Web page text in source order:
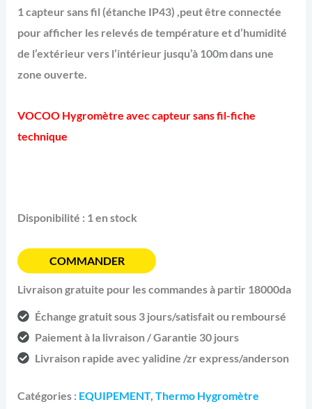
1 capteur sans fil (étanche IP43) ,peut être connectée
pour afficher les relevés de température et d’humidité
de l’extérieur vers l’intérieur jusqu’à 100m dans une
zone ouverte.
VOCOO Hygromètre avec capteur sans fil-fiche
technique
Disponibilité : 1 en stock
COMMANDER
Livraison gratuite pour les commandes à partir 18000da
Échange gratuit sous 3 jours/satisfait ou remboursé
Paiement à la livraison / Garantie 30 jours
Livraison rapide avec yalidine /zr express/anderson
Catégories : EQUIPEMENT,Thermo Hygromètre